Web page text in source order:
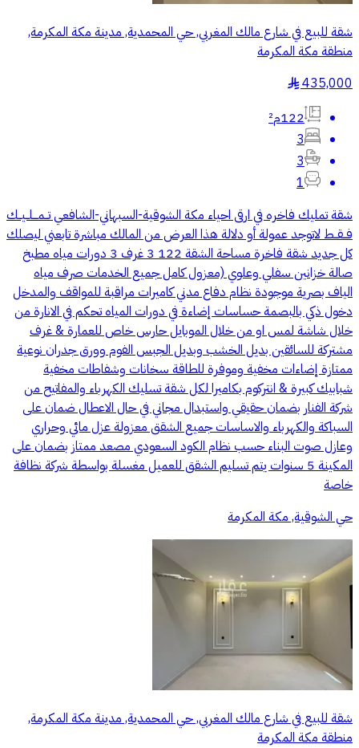
شقة للبيع في شارع مالك المغربي, حي المحمدية, مدينة مكة المكرمة,
منطقة مكة المكرمة
435,000
§
122م²
3
3
1
شقة تمليك فاخره في ارقى احياء مكة الشوقية-السبهاني-الشافعي تــمـــلــيــك
فــقــط لاتوجد عمولة أو دلالة هذا العرض من المالك مباشرة تابعني ليصلك
كل جديد شقة فاخرة مساحة الشقة 122 3 غرف 3 دورات مياه مطبخ
صالة خزانين سفلي وعلوي (معزول كامل جميع الخدمات صرف مياه
الياف بصرية موجودة نظام دفاع مدني كاميرات مراقبة للمواقف والمدخل
دخول ذكي بالبصمة حساسات إضاءة في دورات المياه تحكم في الانارة من
خلال شاشة لمس او من خلال الموبايل حارس خاص للعمارة & غرف
مشتركة للسائقين بديل الخشب وبديل الجبس الفوم وورق جدران نوعية
ممتازة إضاءات مخفية وموفرة للطاقة سخانات وشفاطات مخفية
شبابيك كبيرة & انتركوم بكاميرا لكل شقة تسليك الكهرباء والمفاتيح من
شركة الفنار بضمان حقيقي واستبدال مجاني في حال الاعطال ضمان على
السباكة والكهرباء والاساسات جميع الشقق معزولة عزل مائي وحراري
وعازل صوت البناء حسب نظام الكود السعودي مصعد ممتاز بضمان على
المكينة 5 سنوات يتم تسليم الشقق للعميل مغسلة بواسطة شركة نظافة
خاصة
حي الشوقية, مكة المكرمة
شقة للبيع في شارع مالك المغربي, حي المحمدية, مدينة مكة المكرمة,
منطقة مكة المكرمة